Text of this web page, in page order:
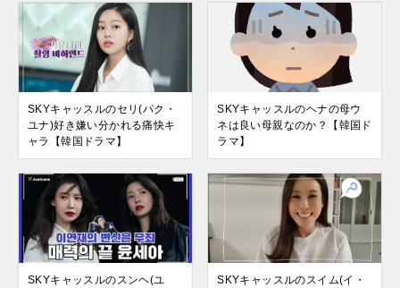
SKYキャッスルのセリ(パク・
ユナ)好き嫌い分かれる痛快キ
ャラ【韓国ドラマ】
SKYキャッスルのヘナの母ウ
ネは良い母親なのか？【韓国ド
ラマ】
SKYキャッスルのスンヘ(ユ
SKYキャッスルのスイム(イ・